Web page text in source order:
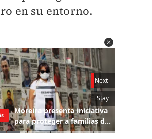
en su entorno.